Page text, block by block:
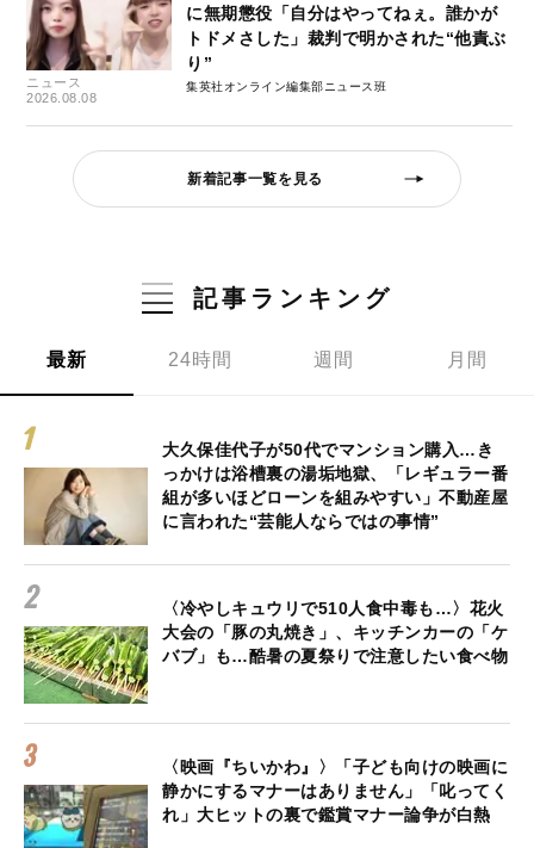
ニュース
2026.08.08
に無期懲役「自分はやってねぇ。誰かが
トドメさした」裁判で明かされた“他責ぶ
り”
集英社オンライン編集部ニュース班
新着記事一覧を見る
記事ランキング
最新 24時間 週間 月間
大久保佳代子が50代でマンション購入…き
っかけは浴槽裏の湯垢地獄、「レギュラー番
組が多いほどローンを組みやすい」不動産屋
に言われた“芸能人ならではの事情”
〈冷やしキュウリで510人食中毒も…〉花火
大会の「豚の丸焼き」、キッチンカーの「ケ
バブ」も…酷暑の夏祭りで注意したい食べ物
〈映画『ちいかわ』〉「子ども向けの映画に
静かにするマナーはありません」「叱ってく
れ」大ヒットの裏で鑑賞マナー論争が白熱